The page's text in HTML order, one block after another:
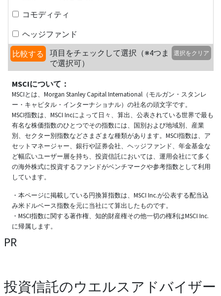
コモディティ
ヘッジファンド
比較する
項目をチェックして選択（※4つま
で選択可）
選択をクリア
MSCIについて：
MSCIとは、Morgan Stanley Capital International（モルガン・スタンレ
ー・キャピタル・インターナショナル）の社名の頭文字です。
MSCI指数は、MSCI Incによって日々、算出、公表されている世界で最も
有名な株価指数のひとつでその指数には、国別および地域別、産業
別、セクター別指数などさまざまな種類があります。MSCI指数は、ア
セットマネージャー、銀行や証券会社、ヘッジファンド、年金基金な
ど幅広いユーザー層を持ち、投資信託においては、運用会社にて多く
の海外株式に投資するファンドがベンチマークや参考指数として利用
しています。
・本ページに掲載している円換算指数は、MSCI Inc.が公表する配当込
み米ドルベース指数を元に当社にて算出したものです。
・MSCI指数に関する著作権、知的財産権その他一切の権利はMSCI Inc.
に帰属します。
PR
投資信託のウエルスアドバイザー